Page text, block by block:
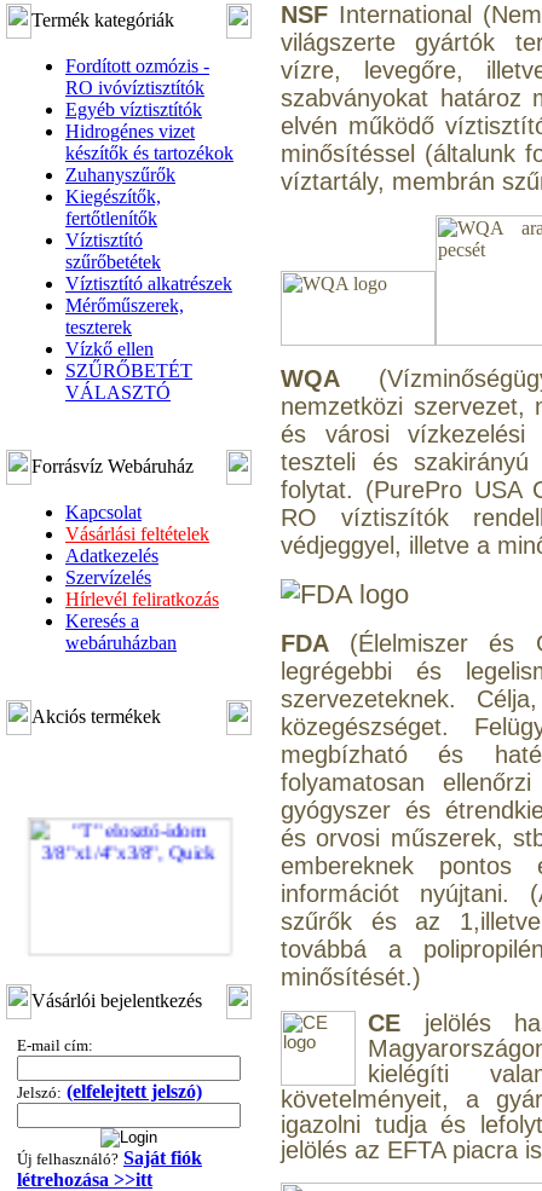
Termék kategóriák
Fordított ozmózis -
RO ivóvíztisztítók
Egyéb víztisztítók
Hidrogénes vizet
készítők és tartozékok
Zuhanyszűrők
Kiegészítők,
fertőtlenítők
Víztisztító
szűrőbetétek
Víztisztító alkatrészek
Mérőműszerek,
teszterek
Vízkő ellen
SZŰRŐBETÉT
VÁLASZTÓ
Forrásvíz Webáruház
Kapcsolat
Vásárlási feltételek
Adatkezelés
Szervízelés
Hírlevél feliratkozás
Keresés a
webáruházban
Akciós termékek
3/8"x1/4"x3/8", Quick
320,-Ft
---------
Vásárlói bejelentkezés
E-mail cím:
Jelszó: (elfelejtett jelszó)
Új felhasználó? Saját fiók
létrehozása >>itt
NSF International
világszerte gyártók
vízre, levegőre,
szabványokat határoz
elvén működő
minősítéssel (általunk
víztartály, membrán
WQA
nemzetközi szervezet,
és városi vízkezelési
teszteli és
folytat. (PurePro USA
RO víztiszítók
védjeggyel, illetve a
FDA (Élelmiszer és
legrégebbi és
szervezeteknek.
közegészséget.
megbízható és
folyamatosan
gyógyszer és
és orvosi műszerek,
embereknek pontos
információt nyújtani.
szűrők és az
továbbá a
minősítését.)
CE jelölés
kielégíti
követelményeit, a
igazolni tudja és
jelölés az EFTA piacra